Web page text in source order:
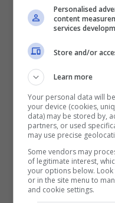
Veronica
Veronica gentili,
carriera come
mondo del
ruolo di
Personalised
content
services
Store and/or
Learn more
Your personal data will
your device (cookies,
data) may be stored by,
partners, or used
may use precise
Some vendors may
of legitimate interest,
your options below.
or in the site menu to
and cookie settings.